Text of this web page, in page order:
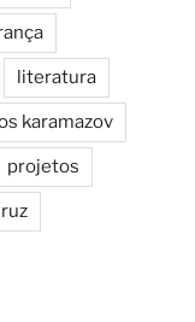
literatura
karamazov
projetos